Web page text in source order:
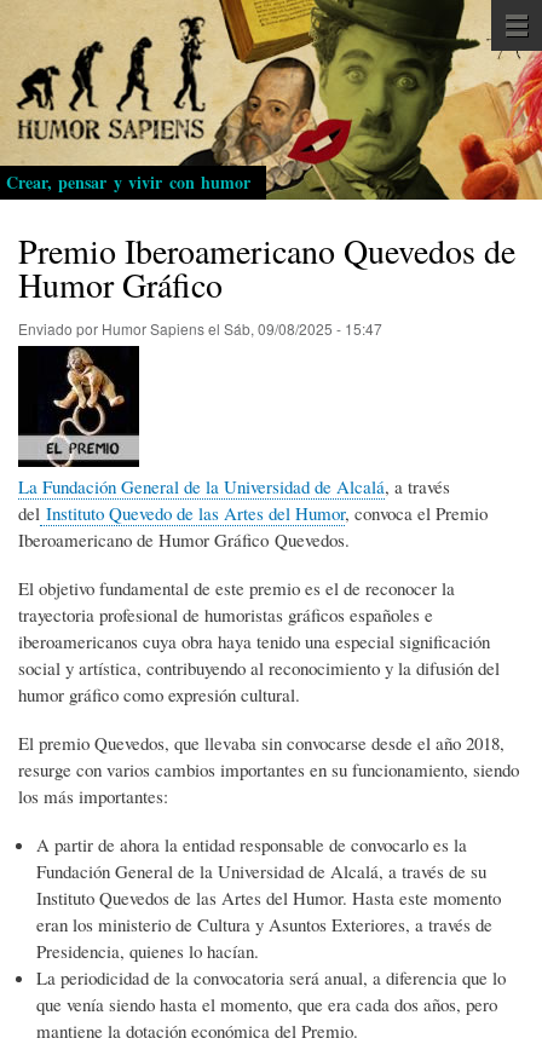
Pasar
al
contenido
principal
Crear, pensar y vivir con humor
Premio Iberoamericano Quevedos de
Humor Gráfico
Enviado por Humor Sapiensel Sáb, 09/08/2025 - 15:47
La Fundación General de la Universidad de Alcalá, a través
del Instituto Quevedo de las Artes del Humor, convoca el Premio
Iberoamericano de Humor Gráfico Quevedos.
El objetivo fundamental de este premio es el de reconocer la
trayectoria profesional de humoristas gráficos españoles e
iberoamericanos cuya obra haya tenido una especial significación
social y artística, contribuyendo al reconocimiento y la difusión del
humor gráfico como expresión cultural.
El premio Quevedos, que llevaba sin convocarse desde el año 2018,
resurge con varios cambios importantes en su funcionamiento, siendo
los más importantes:
A partir de ahora la entidad responsable de convocarlo es la
Fundación General de la Universidad de Alcalá, a través de su
Instituto Quevedos de las Artes del Humor. Hasta este momento
eran los ministerio de Cultura y Asuntos Exteriores, a través de
Presidencia, quienes lo hacían.
La periodicidad de la convocatoria será anual, a diferencia que lo
que venía siendo hasta el momento, que era cada dos años, pero
mantiene la dotación económica del Premio.